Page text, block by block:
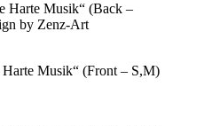
Harte Musik“ (Back –
by Zenz-Art
Musik“ (Front – S,M)